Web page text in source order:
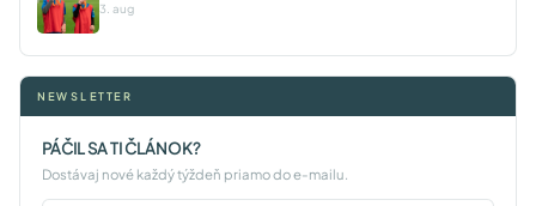
3. aug
NEWSLETTER
PÁČIL SA TI ČLÁNOK?
Dostávaj nové každý týždeň priamo do e-mailu.